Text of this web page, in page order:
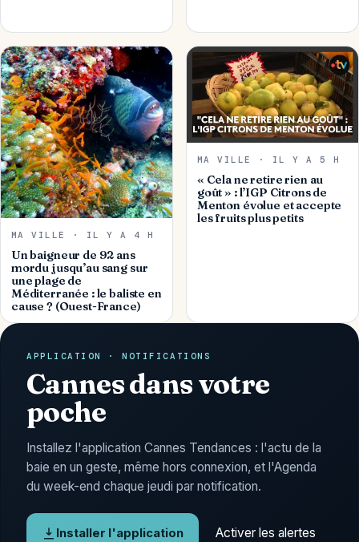
MA VILLE · IL Y A 4 H
Un baigneur de 92 ans
mordu jusqu’au sang sur
une plage de
Méditerranée : le baliste en
cause ? (Ouest-France)
MA VILLE · IL Y A 5 H
« Cela ne retire rien au
goût » : l’IGP Citrons de
Menton évolue et accepte
les fruits plus petits
APPLICATION · NOTIFICATIONS
Cannes dans votre
poche
Installez l'application Cannes Tendances : l'actu de la
baie en un geste, même hors connexion, et l'Agenda
du week-end chaque jeudi par notification.
Installer l'application Activer les alertes